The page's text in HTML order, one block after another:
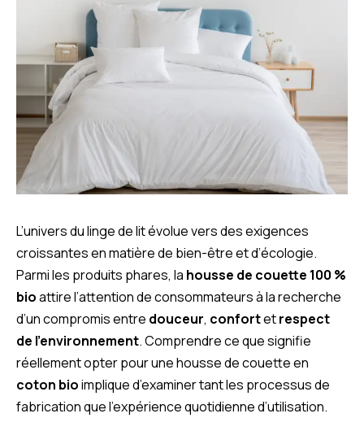
L’univers du linge de lit évolue vers des exigences
croissantes en matière de bien-être et d’écologie.
Parmi les produits phares, la housse de couette 100 %
bioattire l’attention de consommateurs à la recherche
d’un compromis entre douceur, confortetrespect
de l’environnement. Comprendre ce que signifie
réellement opter pour une housse de couette en
coton bioimplique d’examiner tant les processus de
fabrication que l’expérience quotidienne d’utilisation.